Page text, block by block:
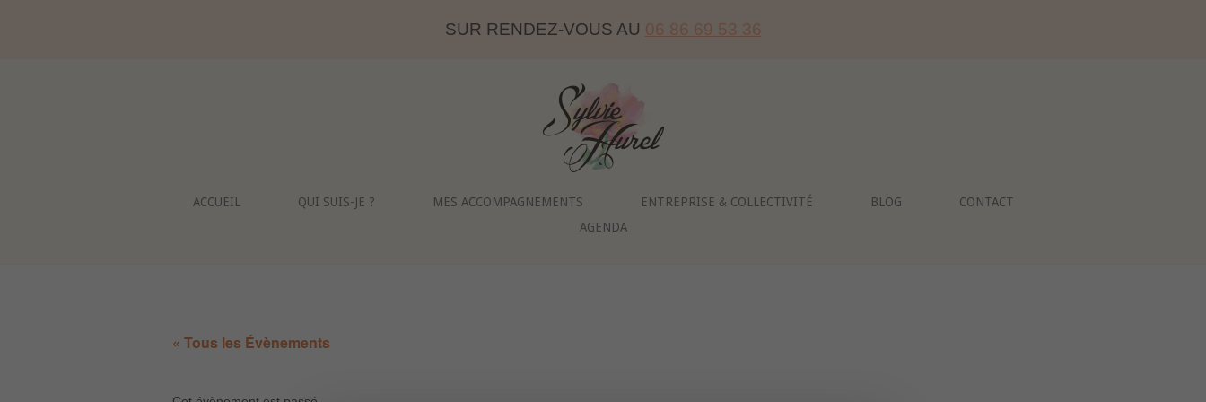
SUR RENDEZ-VOUS AU 06 86 69 53 36
Home
ACCUEIL QUI SUIS-JE ? MES ACCOMPAGNEMENTS ENTREPRISE & COLLECTIVITÉ BLOG
CONTACT
AGENDA
« Tous les Évènements